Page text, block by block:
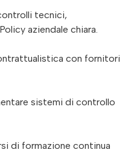
tecnici,
aziendale chiara.
con fornitori
sistemi di controllo
di formazione continua